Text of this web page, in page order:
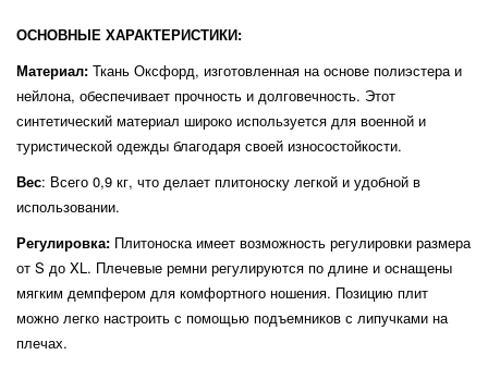
ОСНОВНЫЕ ХАРАКТЕРИСТИКИ:
Материал: Ткань Оксфорд, изготовленная на основе полиэстера и
нейлона, обеспечивает прочность и долговечность. Этот
синтетический материал широко используется для военной и
туристической одежды благодаря своей износостойкости.
Вес: Всего 0,9 кг, что делает плитоноску легкой и удобной в
использовании.
Регулировка: Плитоноска имеет возможность регулировки размера
от S до XL. Плечевые ремни регулируются по длине и оснащены
мягким демпфером для комфортного ношения. Позицию плит
можно легко настроить с помощью подъемников с липучками на
плечах.